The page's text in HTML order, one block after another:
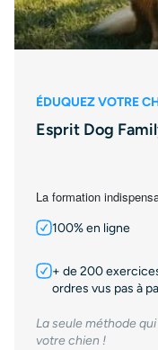
ÉDUQUEZ VOTRE
Esprit Dog
La formation
100% en ligne
+ de 200
ordres vus pas à
La seule méthode
votre chien !